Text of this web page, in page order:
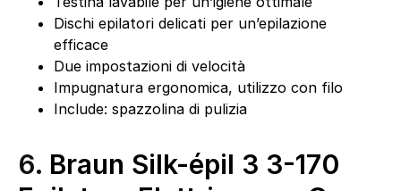
Dischi epilatori delicati per un’epilazione
efficace
Due impostazioni di velocità
Impugnatura ergonomica, utilizzo con filo
Include: spazzolina di pulizia
6. Braun Silk-épil 3 3-170